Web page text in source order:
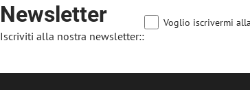
Newsletter
Iscriviti alla nostra newsletter::
Voglio iscrivermi